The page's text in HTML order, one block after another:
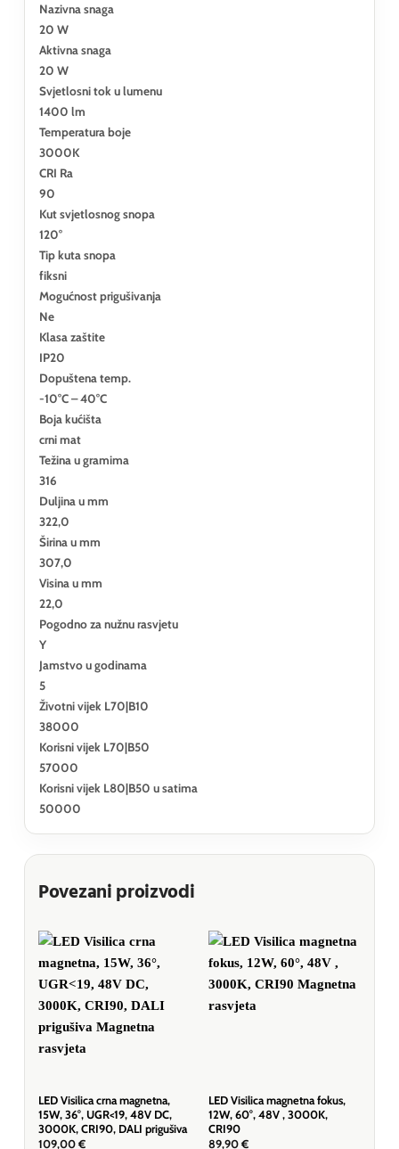
Nazivna snaga
20 W
Aktivna snaga
20 W
Svjetlosni tok u lumenu
1400 lm
Temperatura boje
3000K
CRI Ra
90
Kut svjetlosnog snopa
120°
Tip kuta snopa
fiksni
Mogućnost prigušivanja
Ne
Klasa zaštite
IP20
Dopuštena temp.
-10°C – 40°C
Boja kućišta
crni mat
Težina u gramima
316
Duljina u mm
322,0
Širina u mm
307,0
Visina u mm
22,0
Pogodno za nužnu rasvjetu
Y
Jamstvo u godinama
5
Životni vijek L70|B10
38000
Korisni vijek L70|B50
57000
Korisni vijek L80|B50 u satima
50000
Povezani proizvodi
LED Visilica crna magnetna,
15W, 36°, UGR<19, 48V DC,
3000K, CRI90, DALI prigušiva
109,00 €
LED Visilica magnetna fokus,
12W, 60°, 48V , 3000K,
CRI90
89,90 €